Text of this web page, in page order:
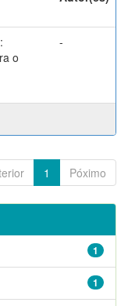
o
-
1 Póximo
1
1